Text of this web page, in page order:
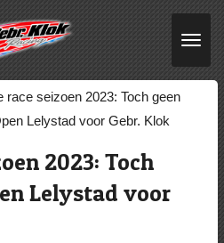
race seizoen 2023: Toch geen
Lelystad voor Gebr. Klok
2023: Toch
Lelystad voor